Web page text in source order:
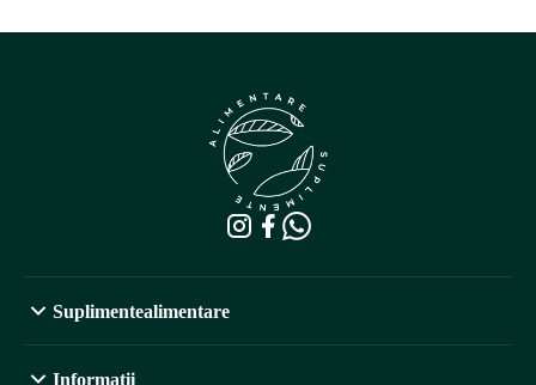
Suplimentealimentare
Informaţii